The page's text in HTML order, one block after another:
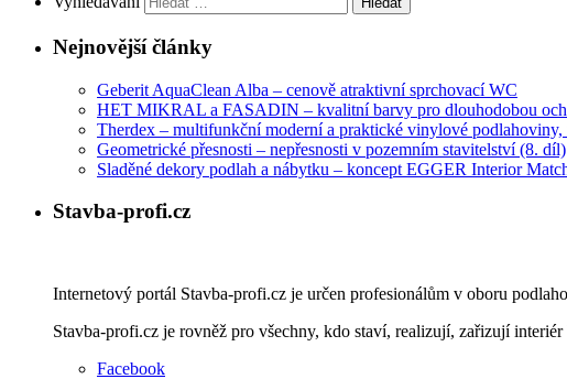
Nejnovější články
Geberit AquaClean Alba – cenově atraktivní sprchovací WC
HET MIKRAL a FASADIN – kvalitní barvy pro dlouhodobou
Therdex – multifunkční moderní a praktické vinylové podlahoviny,
Geometrické přesnosti – nepřesnosti v pozemním stavitelství (8. díl)
Sladěné dekory podlah a nábytku – koncept EGGER Interior
Stavba-profi.cz
Internetový portál Stavba-profi.cz je určen profesionálům v oboru
Stavba-profi.cz je rovněž pro všechny, kdo staví, realizují, zařizují
Facebook